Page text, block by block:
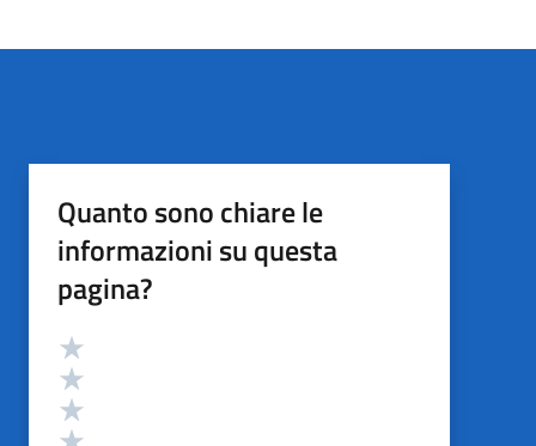
Quanto sono chiare le
informazioni su questa
pagina?
Valutazione